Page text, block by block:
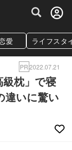
ムレストラン予約
愛 ライフスタ
PR2022.07.21
枕」で寝
違いに驚い